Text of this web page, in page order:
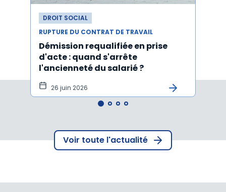
DROIT SOCIAL
RUPTURE DU CONTRAT DE TRAVAIL
Démission requalifiée en prise
d'acte : quand s'arrête
l'ancienneté du salarié ?
26 juin 2026
Voir toute l'actualité